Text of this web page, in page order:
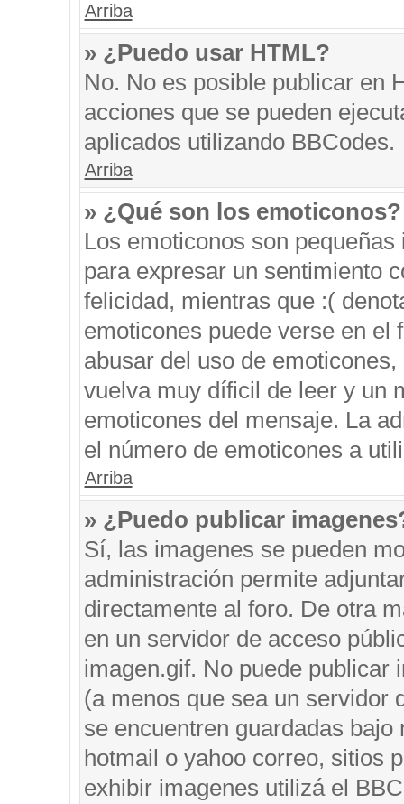
Arriba
» ¿Puedo usar HTML?
No. No es posible publicar en
acciones que se pueden
aplicados utilizando BBCodes.
Arriba
» ¿Qué son los emoticonos?
Los emoticonos son
para expresar un sentimiento
felicidad, mientras que :(
emoticones puede verse en el
abusar del uso de
vuelva muy díficil de leer y un
emoticones del mensaje. La
el número de emoticones a
Arriba
» ¿Puedo publicar
Sí, las imagenes se pueden
administración permite
directamente al foro. De otra
en un servidor de acceso
imagen.gif. No puede publicar
(a menos que sea un servidor
se encuentren guardadas
hotmail o yahoo correo, sitios
exhibir imagenes utilizá el